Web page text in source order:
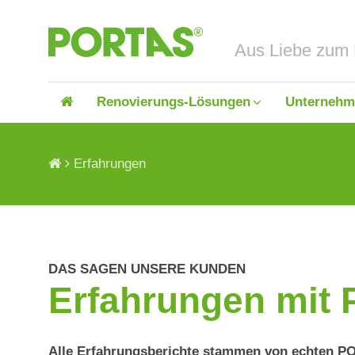
Renovierungs-Lösungen
Türenrenovierung
Über uns
Erfahrungen
DAS SAGEN UNSERE KUNDEN
Erfahrungen mit
Alle Erfahrungsberichte stammen von echten